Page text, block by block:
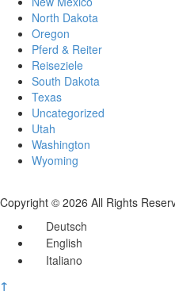
North Dakota
Oregon
Pferd & Reiter
Reiseziele
South Dakota
Texas
Uncategorized
Utah
Washington
Wyoming
Copyright © 2026 All Rights
Deutsch
English
Italiano
↑